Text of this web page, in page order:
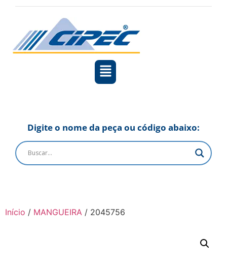
Digite o nome da peça ou código abaixo:
Início / MANGUEIRA / 2045756